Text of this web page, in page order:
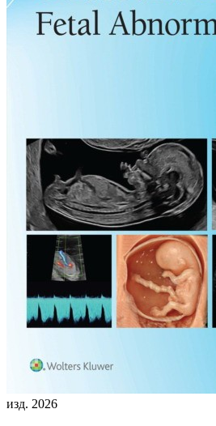
изд. 2026